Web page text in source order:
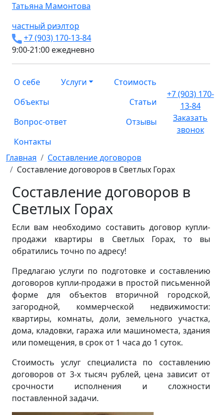
Татьяна Мамонтова
частный риэлтор
+7 (903) 170-13-84
9:00-21:00 ежедневно
О себе Услуги
Стоимость
Объекты
Статьи
Вопрос-ответ
Отзывы
Контакты
+7 (903) 170-
13-84
Заказать
звонок
Главная
Составление договоров
Составление договоров в Светлых Горах
Составление договоров в
Светлых Горах
Если вам необходимо составить договор купли-
продажи квартиры в Светлых Горах, то вы
обратились точно по адресу!
Предлагаю услуги по подготовке и составлению
договоров купли-продажи в простой письменной
форме для объектов вторичной городской,
загородной, коммерческой недвижимости:
квартиры, комнаты, доли, земельного участка,
дома, кладовки, гаража или машиноместа, здания
или помещения, в срок от 1 часа до 1 суток.
Стоимость услуг специалиста по составлению
договоров от 3-х тысяч рублей, цена зависит от
срочности исполнения и сложности
поставленной задачи.